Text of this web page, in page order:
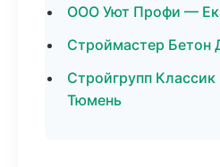
ООО Уют Профи —
Строймастер Бетон
Стройгрупп
Тюмень